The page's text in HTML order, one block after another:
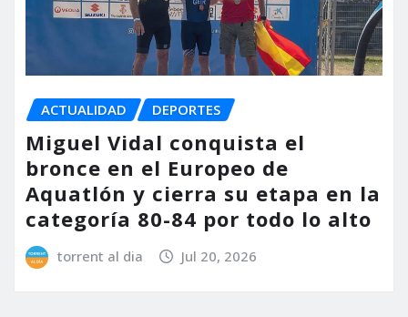
ACTUALIDAD DEPORTES
Miguel Vidal conquista el
bronce en el Europeo de
Aquatlón y cierra su etapa en la
categoría 80-84 por todo lo alto
torrent al dia Jul 20, 2026